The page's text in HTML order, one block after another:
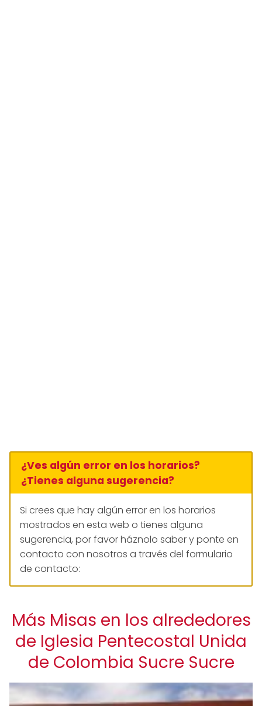
¿Ves algún error en los horarios?
¿Tienes alguna sugerencia?
Si crees que hay algún error en los horarios
mostrados en esta web o tienes alguna
sugerencia, por favor háznolo saber y ponte en
contacto con nosotros a través del formulario
de contacto:
Más Misas en los alrededores
de Iglesia Pentecostal Unida
de Colombia Sucre Sucre